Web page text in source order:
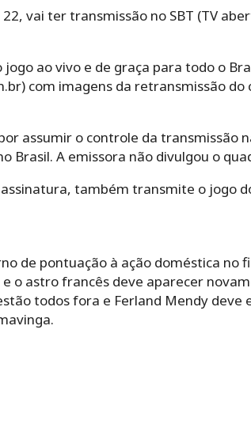
vai ter transmissão no SBT (TV
ao vivo e de graça para todo o
com imagens da retransmissão
assumir o controle da transmissão
Brasil. A emissora não divulgou o
também transmite o jogo
de pontuação à ação doméstica no
o astro francês deve aparecer
todos fora e Ferland Mendy deve